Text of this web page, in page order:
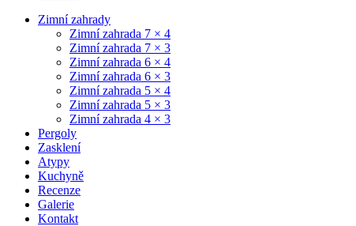
Zimní zahrady
Zimní zahrada 7 × 4
Zimní zahrada 7 × 3
Zimní zahrada 6 × 4
Zimní zahrada 6 × 3
Zimní zahrada 5 × 4
Zimní zahrada 5 × 3
Zimní zahrada 4 × 3
Pergoly
Zasklení
Atypy
Kuchyně
Recenze
Galerie
Kontakt